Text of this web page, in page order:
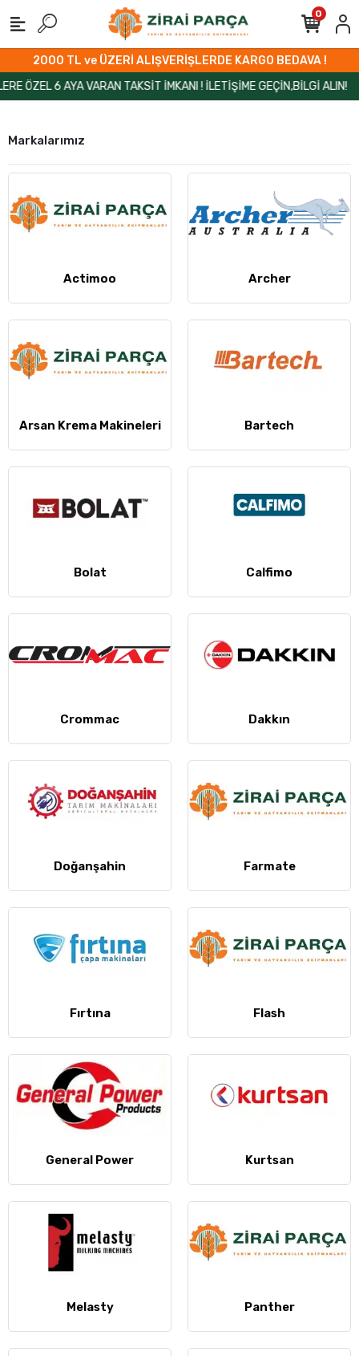
2000 TL ve ÜZERİ ALIŞVERİŞLERDE KARGO BEDAVA !
ÖZEL 6 AYA VARAN TAKSİT İMKANI ! İLETİŞİME GEÇİN,BİLGİ ALIN!
0
Markalarımız
Actimoo Archer
Arsan Krema Makineleri Bartech
Bolat Calfimo
Crommac Dakkın
Doğanşahin Farmate
Fırtına Flash
General Power Kurtsan
Melasty Panther